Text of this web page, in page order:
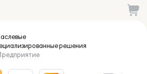
решения